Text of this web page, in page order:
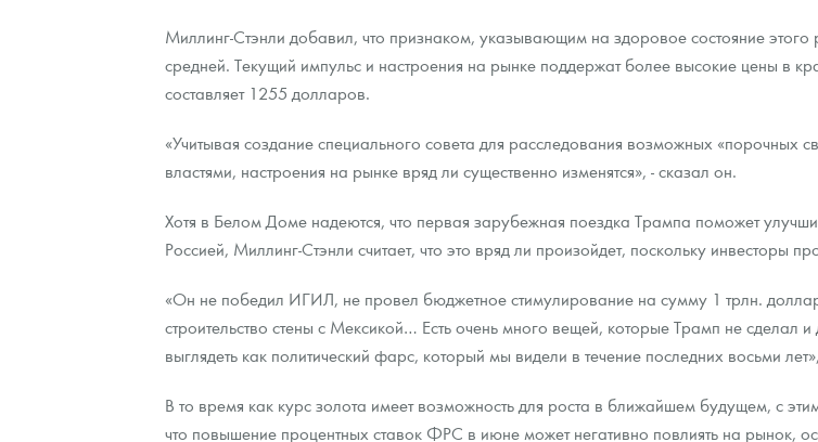
Флот: ледоколы и корабли
Ювелирные изделия
Русская нумизматика
Золотая карманная галерея
Наборы подарочных и коллекционных монет
Монеты и жетоны из недрагоценных металлов
Книги по нумизматике
Политика конфиденциальности
Положение по обработке и защите персональных данных
Пресс-служба
Миллинг-Стэнли добавил, что признаком, указывающим на здоровое состояние этого
средней. Текущий импульс и настроения на рынке поддержат более высокие цены в
составляет 1255 долларов.
«Учитывая создание специального совета для расследования возможных «порочных
властями, настроения на рынке вряд ли существенно изменятся», - сказал он.
Хотя в Белом Доме надеются, что первая зарубежная поездка Трампа поможет
Россией, Миллинг-Стэнли считает, что это вряд ли произойдет, поскольку инвесторы
«Он не победил ИГИЛ, не провел бюджетное стимулирование на сумму 1 трлн.
строительство стены с Мексикой… Есть очень много вещей, которые Трамп не сделал
выглядеть как политический фарс, который мы видели в течение последних восьми
В то время как курс золота имеет возможность для роста в ближайшем будущем, с
что повышение процентных ставок ФРС в июне может негативно повлиять на рынок,